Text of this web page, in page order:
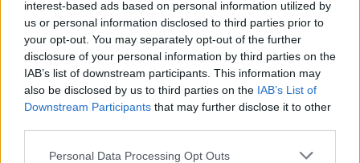
interest-based ads based on personal information utilized by
us or personal information disclosed to third parties prior to
your opt-out. You may separately opt-out of the further
disclosure of your personal information by third parties on the
IAB’s list of downstream participants. This information may
also be disclosed by us to third parties on the IAB’s List of
Downstream Participants that may further disclose it to other
Personal Data Processing Opt Outs